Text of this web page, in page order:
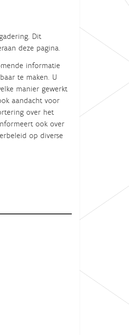
Dit
deze pagina.
informatie
te maken. U
manier gewerkt
aandacht voor
over het
ook over
op diverse